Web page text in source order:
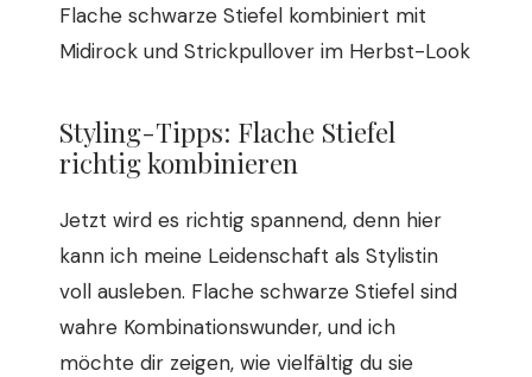
Flache schwarze Stiefel kombiniert mit
Midirock und Strickpullover im Herbst-Look
Styling-Tipps: Flache Stiefel
richtig kombinieren
Jetzt wird es richtig spannend, denn hier
kann ich meine Leidenschaft als Stylistin
voll ausleben. Flache schwarze Stiefel sind
wahre Kombinationswunder, und ich
möchte dir zeigen, wie vielfältig du sie